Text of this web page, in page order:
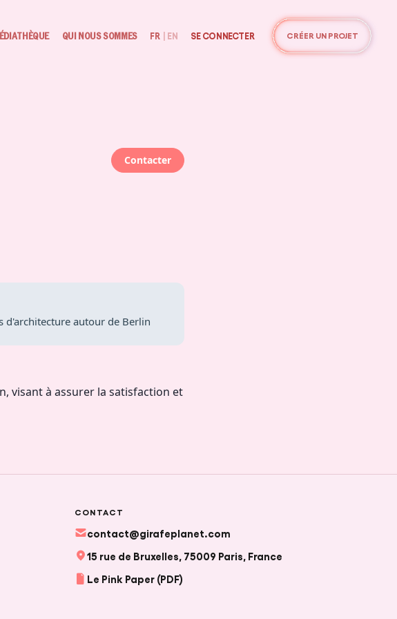
QUI NOUS SOMMES FR EN SE CONNECTER CRÉER UN PROJET
Contacter
d'architecture autour de Berlin
visant à assurer la satisfaction et
CONTACT
contact@girafeplanet.com
15 rue de Bruxelles, 75009 Paris, France
Le Pink Paper (PDF)